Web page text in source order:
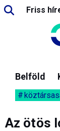
Friss
Belföld
Az ötös